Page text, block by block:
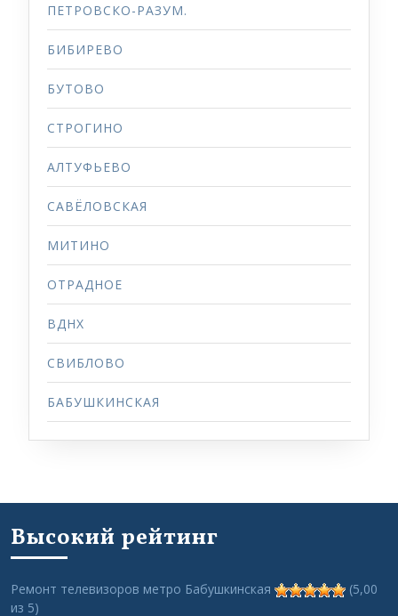
ПЕТРОВСКО-РАЗУМ.
БИБИРЕВО
БУТОВО
СТРОГИНО
АЛТУФЬЕВО
САВЁЛОВСКАЯ
МИТИНО
ОТРАДНОЕ
ВДНХ
СВИБЛОВО
БАБУШКИНСКАЯ
Высокий рейтинг
Ремонт телевизоров метро Бабушкинская
(5,00
из 5)